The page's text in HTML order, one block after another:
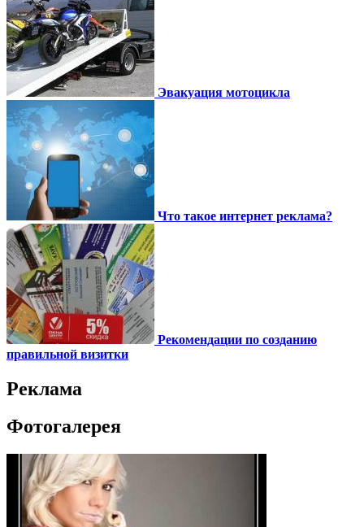
Эвакуация мотоцикла
Что такое интернет реклама?
Рекомендации по созданию
правильной визитки
Реклама
Фотогалерея